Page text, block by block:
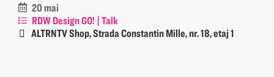
20 mai
RDW Design GO! | Talk
ALTRNTV Shop, Strada Constantin Mille, nr. 18, etaj 1